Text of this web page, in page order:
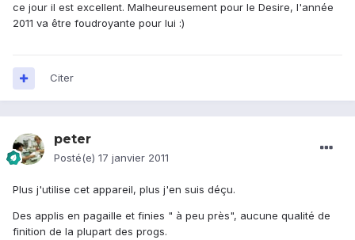
ce jour il est excellent. Malheureusement pour le Desire, l'année
2011 va être foudroyante pour lui :)
Citer
peter
Posté(e) 17 janvier 2011
Plus j'utilise cet appareil, plus j'en suis déçu.
Des applis en pagaille et finies " à peu près", aucune qualité de
finition de la plupart des progs.